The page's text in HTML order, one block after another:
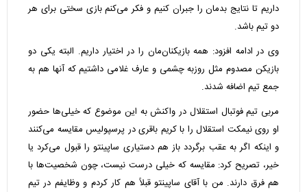
داریم تا نتایج بدمان را جبران کنیم و فکر می‌کنم بازی سختی برای هر
دو تیم باشد.
وی در ادامه افزود: همه بازیکنان‌مان را در اختیار داریم. البته یکی دو
بازیکن مصدوم مثل روزبه چشمی و عارف غلامی داشتیم که آنها هم به
جمع تیم اضافه شدند.
مربی تیم فوتبال استقلال در واکنش به این موضوع که خیلی‌ها حضور
او روی نیمکت استقلال را با کریم باقری در پرسپولیس مقایسه می‌کنند
و اینکه اگر به عقب برگردد باز هم دستیاری ساپینتو را قبول می‌کرد یا
خیر، تصریح کرد: مقایسه که خیلی درست نیست، چون شخصیت‌ها با
هم فرق دارند. من با آقای ساپینتو قبلاً هم کار کردم و وظایفم در تیم